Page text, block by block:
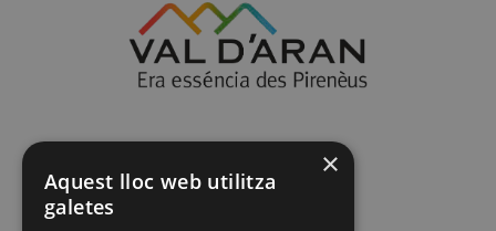
×
Aquest lloc web utilitza
galetes